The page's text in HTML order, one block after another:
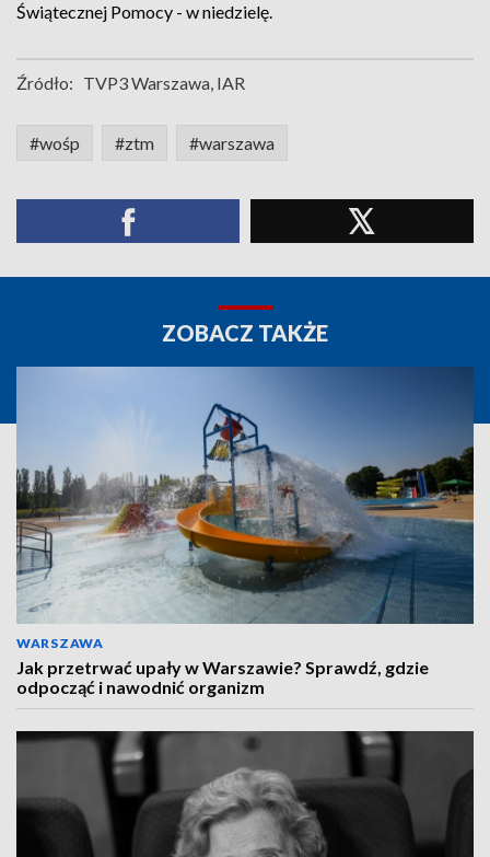
Świątecznej Pomocy - w niedzielę.
Źródło: TVP3 Warszawa, IAR
#wośp #ztm #warszawa
ZOBACZ TAKŻE
WARSZAWA
Jak przetrwać upały w Warszawie? Sprawdź, gdzie
odpocząć i nawodnić organizm